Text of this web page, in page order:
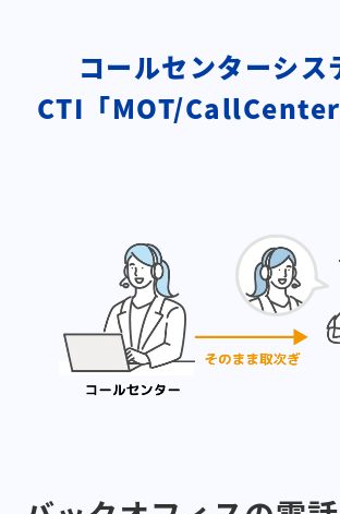
コールセンターシス
CTI「MOT/CallCenter